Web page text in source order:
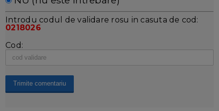
Introdu codul de validare rosu in casuta de cod:
0218026
Cod: